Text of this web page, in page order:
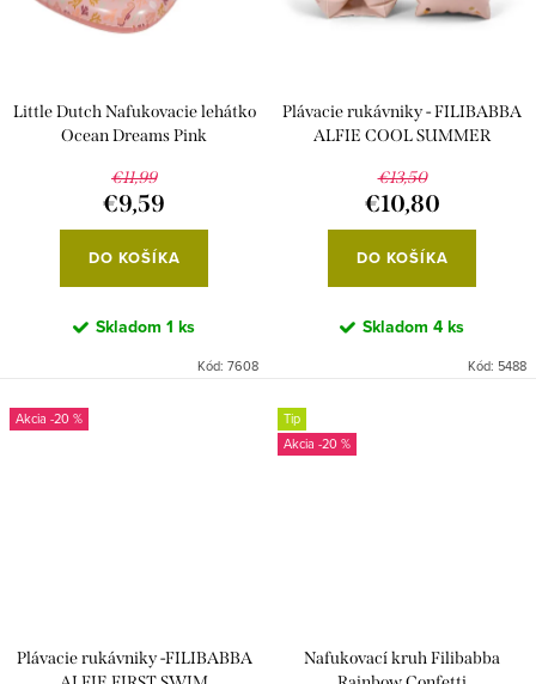
Little Dutch Nafukovacie lehátko
Ocean Dreams Pink
€11,99
€9,59
DO KOŠÍKA
Skladom 1 ks
Kód: 7608
Plávacie rukávniky - FILIBABBA
ALFIE COOL SUMMER
€13,50
€10,80
DO KOŠÍKA
Skladom 4 ks
Kód: 5488
-20 %
Plávacie rukávniky -FILIBABBA
Tip
-20 %
Nafukovací kruh Filibabba